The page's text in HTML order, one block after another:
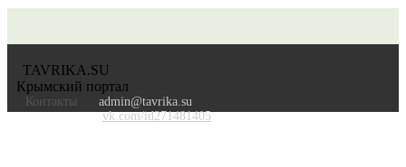
TAVRIKA.SU
Крымский портал
Контакты
admin@tavrika.su
vk.com/id271481405